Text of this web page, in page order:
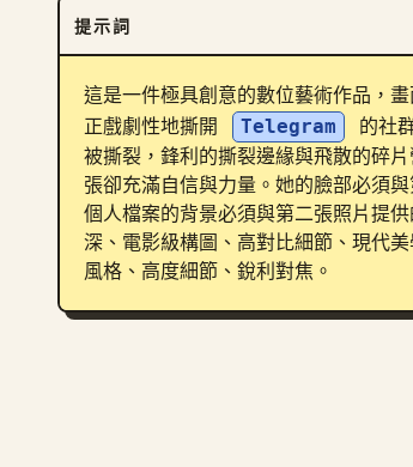
提示詞
這是一件極具創意的數位藝術作品，
正戲劇性地撕開
Telegram
的社
被撕裂，鋒利的撕裂邊緣與飛散的碎
張卻充滿自信與力量。她的臉部必須
個人檔案的背景必須與第二張照片提
深、電影級構圖、高對比細節、現代
風格、高度細節、銳利對焦。